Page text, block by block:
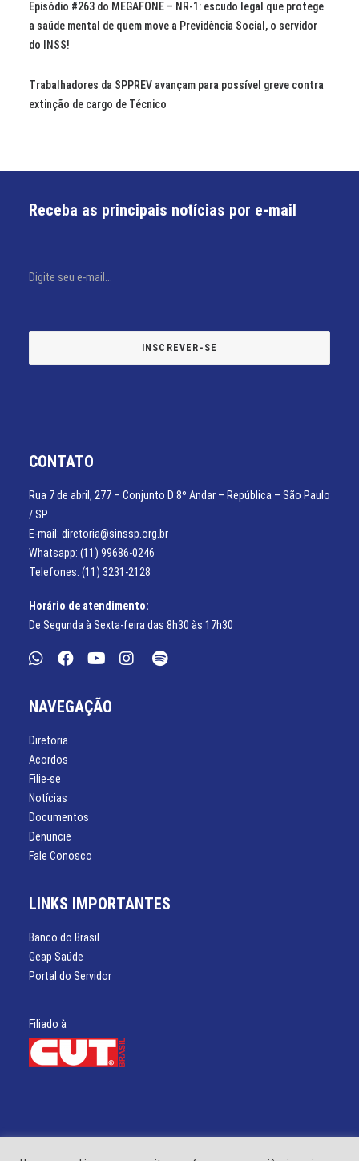
Episódio #263 do MEGAFONE – NR-1: escudo legal que protege
a saúde mental de quem move a Previdência Social, o servidor
do INSS!
Trabalhadores da SPPREV avançam para possível greve contra
extinção de cargo de Técnico
Receba as principais notícias por e-mail
CONTATO
Rua 7 de abril, 277 – Conjunto D 8º Andar – República – São Paulo
/ SP
E-mail: diretoria@sinssp.org.br
Whatsapp: (11) 99686-0246
Telefones: (11) 3231-2128
Horário de atendimento:
De Segunda à Sexta-feira das 8h30 às 17h30
NAVEGAÇÃO
Diretoria
Acordos
Filie-se
Notícias
Documentos
Denuncie
Fale Conosco
LINKS IMPORTANTES
Banco do Brasil
Geap Saúde
Portal do Servidor
Filiado à